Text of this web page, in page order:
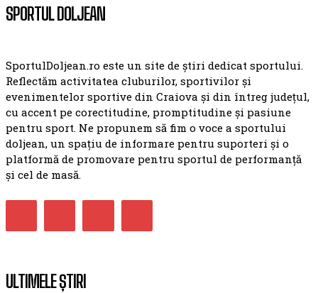
SPORTUL DOLJEAN
SportulDoljean.ro este un site de știri dedicat sportului.
Reflectăm activitatea cluburilor, sportivilor și
evenimentelor sportive din Craiova și din întreg județul,
cu accent pe corectitudine, promptitudine și pasiune
pentru sport. Ne propunem să fim o voce a sportului
doljean, un spațiu de informare pentru suporteri și o
platformă de promovare pentru sportul de performanță
și cel de masă.
ULTIMELE ȘTIRI